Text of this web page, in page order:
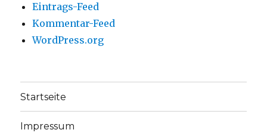
Eintrags-Feed
Kommentar-Feed
WordPress.org
Startseite
Impressum